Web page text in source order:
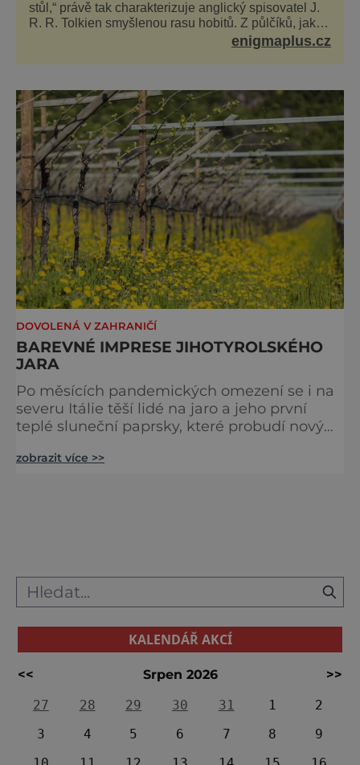
stůl,“ právě tak charakterizuje anglický spisovatel J.
R. R. Tolkien smyšlenou rasu hobitů. Z půlčíků, jak
jim říká, následně udělá hlavní hrdiny svých slavných
fantasy knih. Podobné bytosti prý ovšem naši planetu
enigmaplus.cz
DOVOLENÁ V ZAHRANIČÍ
BAREVNÉ IMPRESE JIHOTYROLSKÉHO
JARA
Po měsících pandemických omezení se i na
severu Itálie těší lidé na jaro a jeho první
teplé sluneční paprsky, které probudí nový
ukázat všechny půvaby a krásy své země i
zobrazit více >>
KALENDÁŘ AKCÍ
<< Srpen 2026
>>
27
28 29 30 31 1
2
3
4 5 6 7 8
9